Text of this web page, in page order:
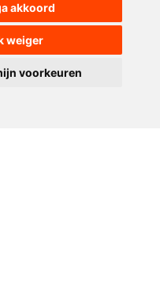
akkoord
weiger
voorkeuren